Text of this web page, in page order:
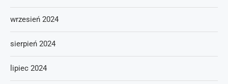
wrzesień 2024
sierpień 2024
lipiec 2024